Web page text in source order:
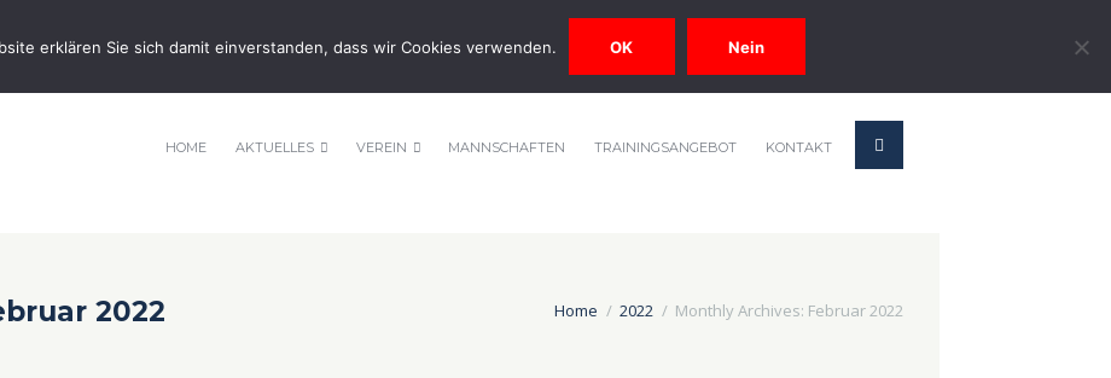
HOME AKTUELLES VEREIN MANNSCHAFTEN TRAININGSANGEBOT KONTAKT
2022 Home 2022 Monthly Archives: Februar 2022
erklären Sie sich damit einverstanden, dass wir Cookies verwenden. OK Nein